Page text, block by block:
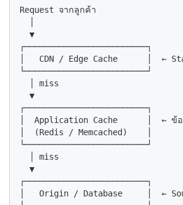
Request จากลูกค้า
  ▼
┌─────────────────────────┐
│   CDN / Edge Cache      │  ←
└─────────────────────────┘
  │ miss
  ▼
┌─────────────────────────┐
│  Application Cache      │  ← ข้อ
│  (Redis / Memcached)    │
└─────────────────────────┘
  │ miss
  ▼
┌─────────────────────────┐
│   Origin / Database     │  ←